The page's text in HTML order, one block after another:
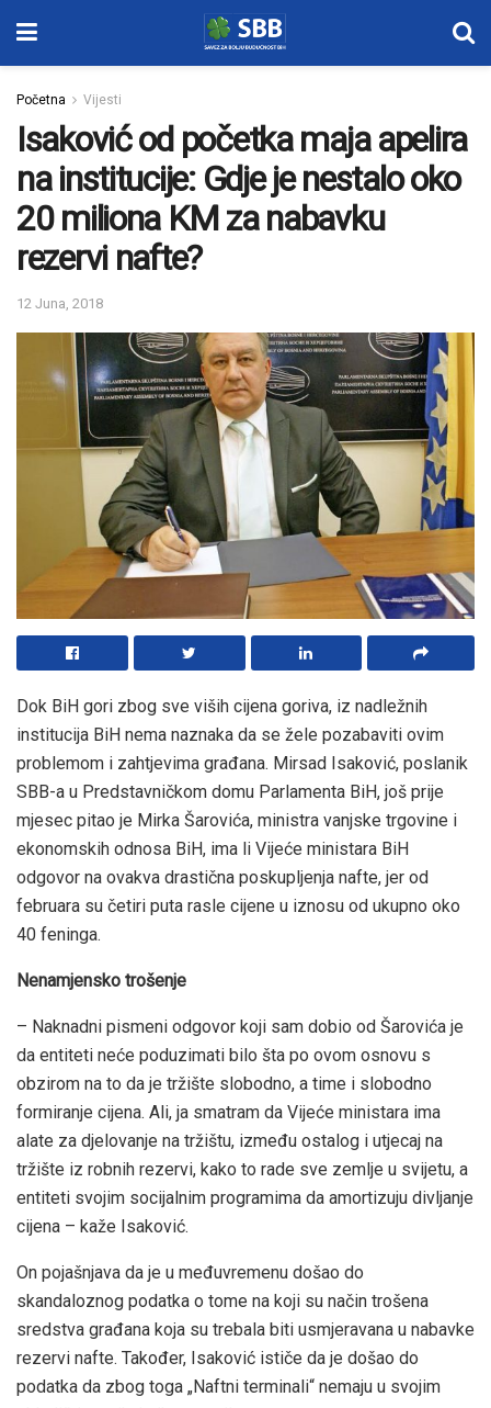
Početna Vijesti
Isaković od početka maja apelira
na institucije: Gdje je nestalo oko
20 miliona KM za nabavku
rezervi nafte?
12 Juna, 2018
Dok BiH gori zbog sve viših cijena goriva, iz nadležnih
institucija BiH nema naznaka da se žele pozabaviti ovim
problemom i zahtjevima građana. Mirsad Isaković, poslanik
SBB-a u Predstavničkom domu Parlamenta BiH, još prije
mjesec pitao je Mirka Šarovića, ministra vanjske trgovine i
ekonomskih odnosa BiH, ima li Vijeće ministara BiH
odgovor na ovakva drastična poskupljenja nafte, jer od
februara su četiri puta rasle cijene u iznosu od ukupno oko
40 feninga.
Nenamjensko trošenje
– Naknadni pismeni odgovor koji sam dobio od Šarovića je
da entiteti neće poduzimati bilo šta po ovom osnovu s
obzirom na to da je tržište slobodno, a time i slobodno
formiranje cijena. Ali, ja smatram da Vijeće ministara ima
alate za djelovanje na tržištu, između ostalog i utjecaj na
tržište iz robnih rezervi, kako to rade sve zemlje u svijetu, a
entiteti svojim socijalnim programima da amortizuju divljanje
cijena – kaže Isaković.
On pojašnjava da je u međuvremenu došao do
skandaloznog podatka o tome na koji su način trošena
sredstva građana koja su trebala biti usmjeravana u nabavke
rezervi nafte. Također, Isaković ističe da je došao do
podatka da zbog toga „Naftni terminali“ nemaju u svojim